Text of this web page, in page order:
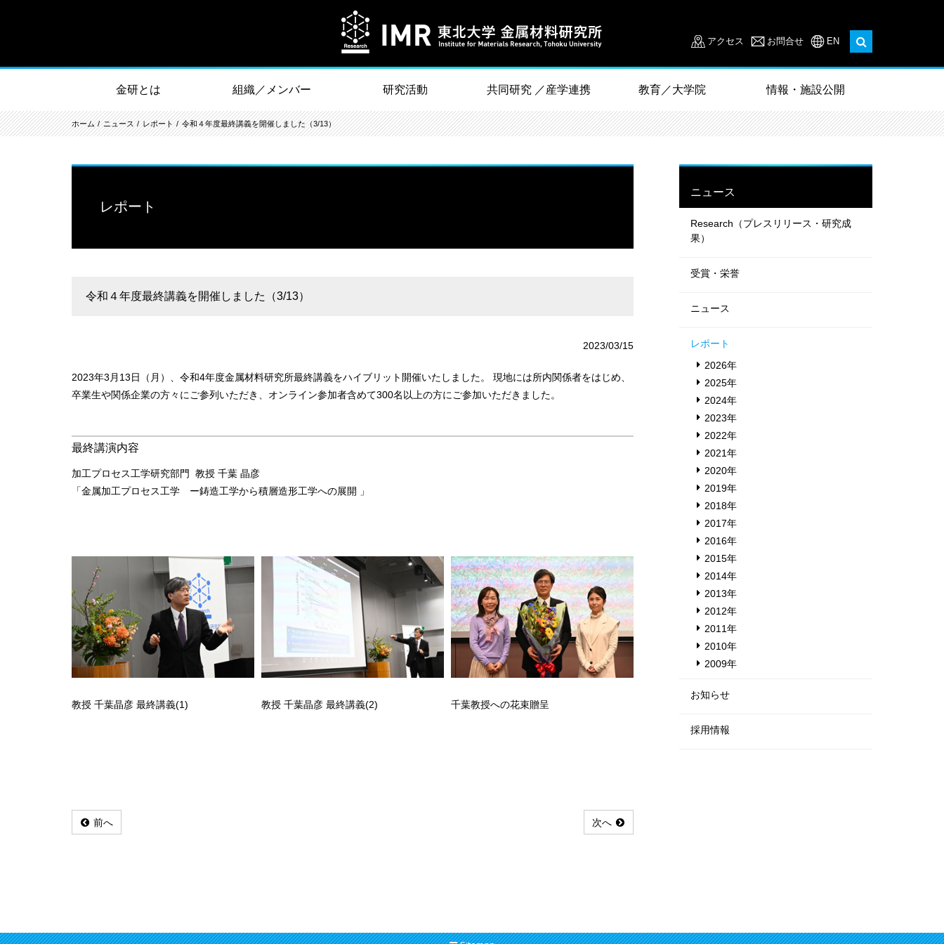
アクセス お問合せ EN
金研とは 組織／メンバー 研究活動 共同研究 ／産学連携 教育／大学院 情報・施設公開
ホーム ニュース レポート 令和４年度最終講義を開催しました（3/13）
レポート
令和４年度最終講義を開催しました（3/13）
2023/03/15
2023年3月13日（月）、令和4年度金属材料研究所最終講義をハイブリット開催いたしました。 現地には所内関係者をはじめ、
卒業生や関係企業の方々にご参列いただき、オンライン参加者含めて300名以上の方にご参加いただきました。
最終講演内容
加工プロセス工学研究部門 教授 千葉 晶彦
「金属加工プロセス工学 ー鋳造工学から積層造形工学への展開 」
教授 千葉晶彦 最終講義(1) 教授 千葉晶彦 最終講義(2) 千葉教授への花束贈呈
前へ 次へ
ニュース
Research（プレスリリース・研究成
果）
受賞・栄誉
ニュース
レポート
2026年
2025年
2024年
2023年
2022年
2021年
2020年
2019年
2018年
2017年
2016年
2015年
2014年
2013年
2012年
2011年
2010年
2009年
お知らせ
採用情報